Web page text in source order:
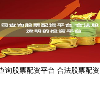
询股票配资平台 合法股票配